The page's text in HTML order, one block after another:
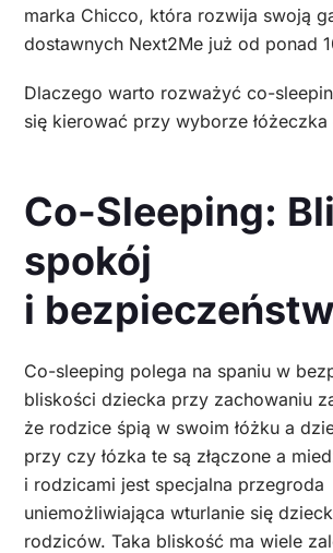
marka Chicco, która rozwija swoją
dostawnych Next2Me już od ponad
Dlaczego warto rozważyć co-
się kierować przy wyborze
Co-Sleeping:
spokój
i
Co-sleeping polega na spaniu w
bliskości dziecka przy zachowaniu
że rodzice śpią w swoim łóżku a
przy czy łózka te są złączone a
i rodzicami jest specjalna przegroda
uniemożliwiająca wturlanie się
rodziców. Taka bliskość ma wiele